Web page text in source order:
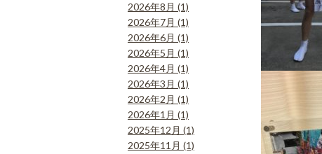
2026年8月 (1)
2026年7月 (1)
2026年6月 (1)
2026年5月 (1)
2026年4月 (1)
2026年3月 (1)
2026年2月 (1)
2026年1月 (1)
2025年12月 (1)
2025年11月 (1)